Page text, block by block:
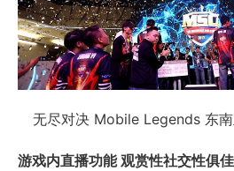
无尽对决 Mobile Legends 东
游戏内直播功能 观赏性社交性俱佳